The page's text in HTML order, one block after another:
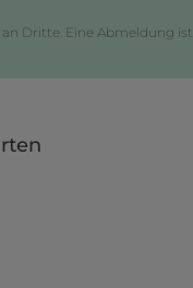
Dritte. Eine Abmeldung